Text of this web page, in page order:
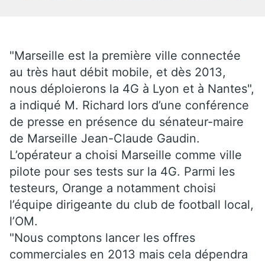
"Marseille est la première ville connectée
au très haut débit mobile, et dès 2013,
nous déploierons la 4G à Lyon et à Nantes",
a indiqué M. Richard lors d’une conférence
de presse en présence du sénateur-maire
de Marseille Jean-Claude Gaudin.
L’opérateur a choisi Marseille comme ville
pilote pour ses tests sur la 4G. Parmi les
testeurs, Orange a notamment choisi
l’équipe dirigeante du club de football local,
l’OM.
"Nous comptons lancer les offres
commerciales en 2013 mais cela dépendra